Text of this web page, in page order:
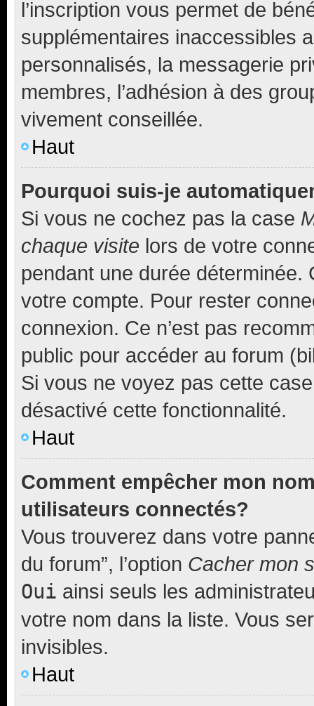
l’inscription vous permet de
supplémentaires inaccessibles
personnalisés, la messagerie
membres, l’adhésion à des
vivement conseillée.
Haut
Pourquoi suis-je
Si vous ne cochez pas la case
chaque visite lors de votre
pendant une durée déterminée.
votre compte. Pour rester
connexion. Ce n’est pas
public pour accéder au forum
Si vous ne voyez pas cette
désactivé cette fonctionnalité.
Haut
Comment empêcher mon
utilisateurs connectés?
Vous trouverez dans votre
du forum”, l’option Cacher mon
Oui ainsi seuls les
votre nom dans la liste. Vous
invisibles.
Haut